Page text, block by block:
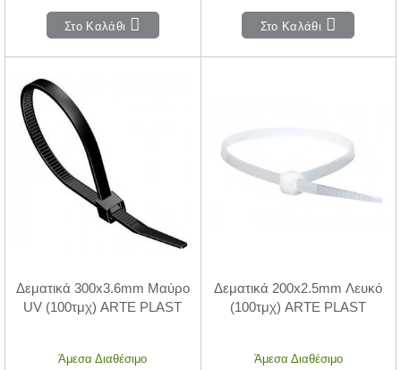
Στο Καλάθι Στο Καλάθι
Δεματικά 300x3.6mm Μαύρο
UV (100τμχ) ARTE PLAST
Άμεσα Διαθέσιμο
Δεματικά 200x2.5mm Λευκό
(100τμχ) ARTE PLAST
Άμεσα Διαθέσιμο